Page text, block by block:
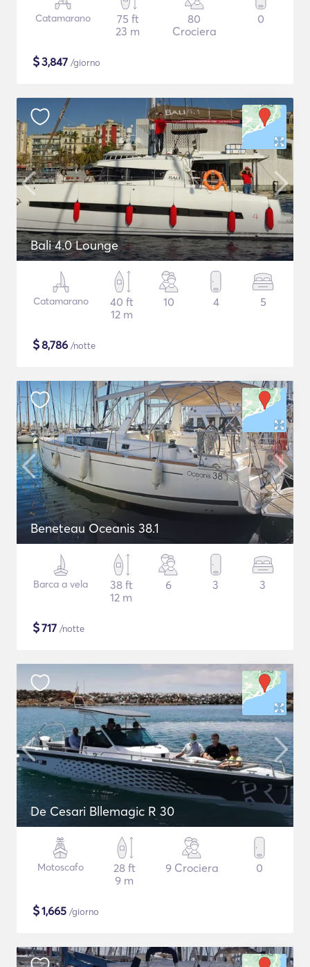
Catamarano
75 ft
23 m
80
Crociera
0
$3,847 /giorno
Bali 4.0 Lounge
Catamarano
40 ft
12 m
10 4 5
$8,786 /notte
Beneteau Oceanis 38.1
Barca a vela
38 ft
12 m
6 3 3
$717 /notte
De Cesari Bllemagic R 30
Motoscafo
28 ft
9 m
9 Crociera 0
$1,665 /giorno